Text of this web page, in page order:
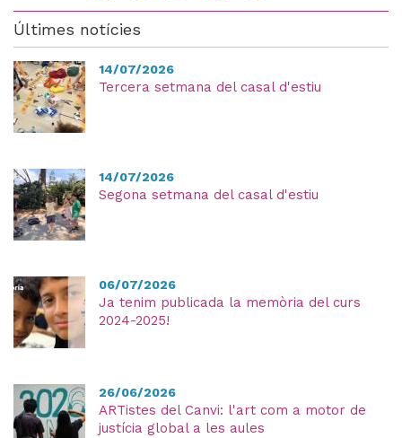
Últimes notícies
14/07/2026
Tercera setmana del casal d'estiu
14/07/2026
Segona setmana del casal d'estiu
06/07/2026
Ja tenim publicada la memòria del curs
2024-2025!
26/06/2026
ARTistes del Canvi: l'art com a motor de
justícia global a les aules